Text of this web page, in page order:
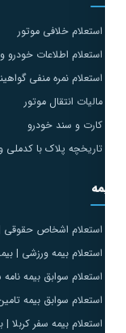
استعلام خلافی موتور
استعلام اطلاعات خودرو و
استعلام نمره منفی گواهینامه
مالیات انتقال موتور
کارت و سند خودرو
تاریخچه پلاک با کدملی و
استعلام اشخاص حقوقی |
استعلام بیمه ورزشی | بیمه
استعلام سوابق بیمه نامه
استعلام سوابق بیمه تامین
استعلام بیمه سفر کربلا | بیمه